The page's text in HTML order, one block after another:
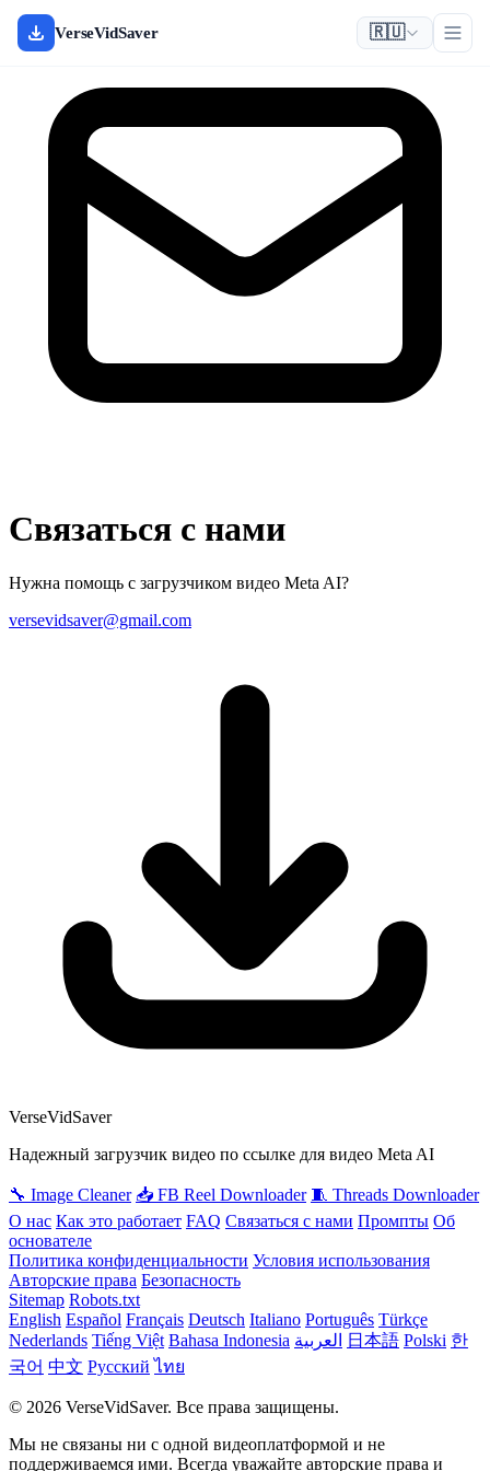
VerseVidSaver 🇷🇺
Связаться с нами
Нужна помощь с загрузчиком видео Meta AI?
versevidsaver@gmail.com
VerseVidSaver
Надежный загрузчик видео по ссылке для видео Meta AI
🔧 Image Cleaner 📥 FB Reel Downloader 🧵 Threads Downloader
О нас Как это работает FAQ Связаться с нами Промпты Об
основателе
Политика конфиденциальности Условия использования
Авторские права Безопасность
Sitemap Robots.txt
English Español Français Deutsch Italiano Português Türkçe
Nederlands Tiếng Việt Bahasa Indonesia العربية 日本語 Polski 한
국어 中文 Русский ไทย
© 2026 VerseVidSaver. Все права защищены.
Мы не связаны ни с одной видеоплатформой и не
поддерживаемся ими. Всегда уважайте авторские права и